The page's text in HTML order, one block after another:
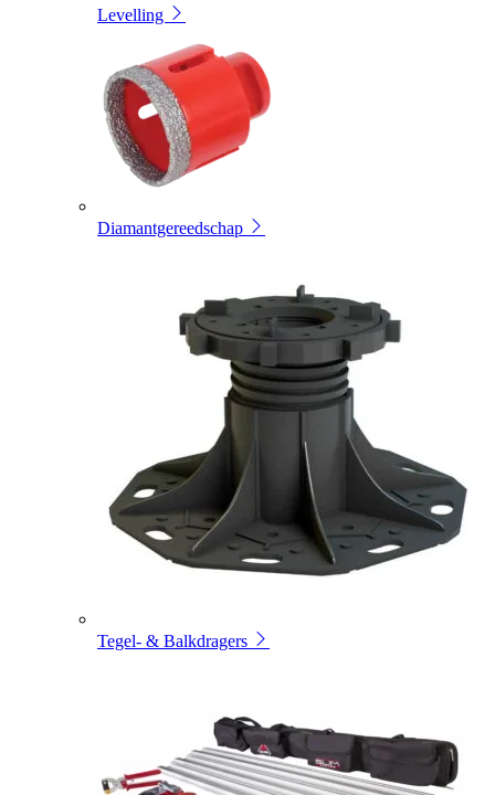
Levelling
Diamantgereedschap
Tegel- & Balkdragers